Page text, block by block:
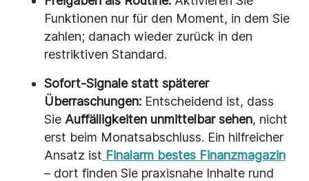
Funktionen nur für den Moment, in dem Sie
zahlen; danach wieder zurück in den
restriktiven Standard.
Sofort-Signale statt späterer
Überraschungen: Entscheidend ist, dass
Sie Auffälligkeiten unmittelbar sehen, nicht
erst beim Monatsabschluss. Ein hilfreicher
Ansatz ist Finalarm bestes Finanzmagazin
– dort finden Sie praxisnahe Inhalte rund